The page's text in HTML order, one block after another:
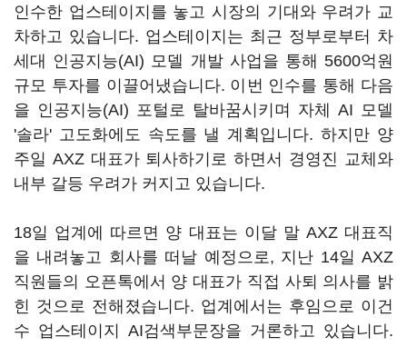
인수한 업스테이지를 놓고 시장의 기대와 우려가 교
차하고 있습니다. 업스테이지는 최근 정부로부터 차
세대 인공지능(AI) 모델 개발 사업을 통해 5600억원
규모 투자를 이끌어냈습니다. 이번 인수를 통해 다음
을 인공지능(AI) 포털로 탈바꿈시키며 자체 AI 모델
'솔라' 고도화에도 속도를 낼 계획입니다. 하지만 양
주일 AXZ 대표가 퇴사하기로 하면서 경영진 교체와
내부 갈등 우려가 커지고 있습니다.
18일 업계에 따르면 양 대표는 이달 말 AXZ 대표직
을 내려놓고 회사를 떠날 예정으로, 지난 14일 AXZ
직원들의 오픈톡에서 양 대표가 직접 사퇴 의사를 밝
힌 것으로 전해졌습니다. 업계에서는 후임으로 이건
수 업스테이지 AI검색부문장을 거론하고 있습니다.